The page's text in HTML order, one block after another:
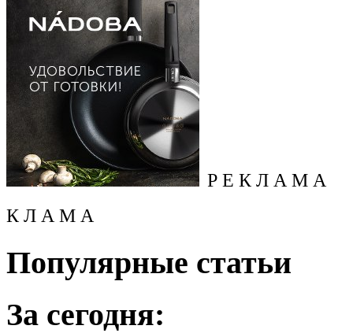
Р Е К Л А М А
К Л А М А
Популярные статьи
За сегодня: